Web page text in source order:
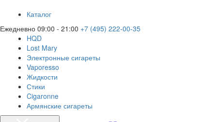
Каталог
Ежедневно 09:00 - 21:00 +7 (495) 222-00-35
HQD
Lost Mary
Электронные сигареты
Vaporesso
Жидкости
Стики
Cigaronne
Армянские сигареты